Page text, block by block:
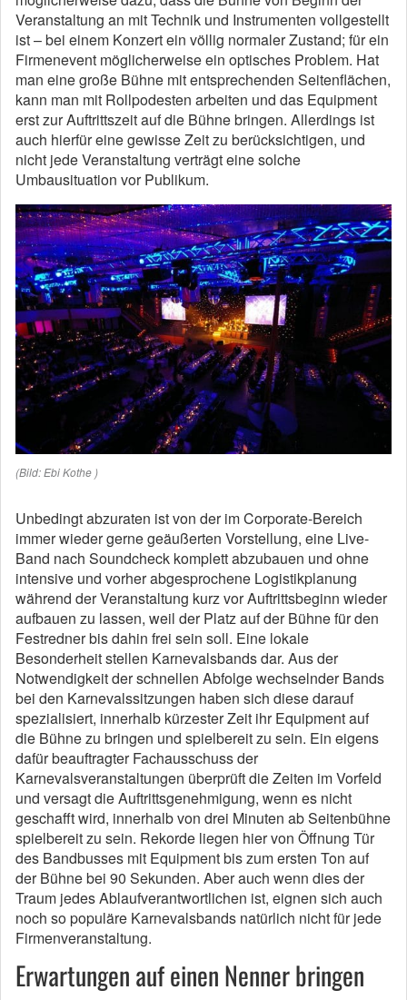
Veranstaltung an mit Technik und Instrumenten vollgestellt
ist – bei einem Konzert ein völlig normaler Zustand; für ein
Firmenevent möglicherweise ein optisches Problem. Hat
man eine große Bühne mit entsprechenden Seitenflächen,
kann man mit Rollpodesten arbeiten und das Equipment
erst zur Auftrittszeit auf die Bühne bringen. Allerdings ist
auch hierfür eine gewisse Zeit zu berücksichtigen, und
nicht jede Veranstaltung verträgt eine solche
Umbausituation vor Publikum.
(Bild: Ebi Kothe )
Unbedingt abzuraten ist von der im Corporate-Bereich
immer wieder gerne geäußerten Vorstellung, eine Live-
Band nach Soundcheck komplett abzubauen und ohne
intensive und vorher abgesprochene Logistikplanung
während der Veranstaltung kurz vor Auftrittsbeginn wieder
aufbauen zu lassen, weil der Platz auf der Bühne für den
Festredner bis dahin frei sein soll. Eine lokale
Besonderheit stellen Karnevalsbands dar. Aus der
Notwendigkeit der schnellen Abfolge wechselnder Bands
bei den Karnevalssitzungen haben sich diese darauf
spezialisiert, innerhalb kürzester Zeit ihr Equipment auf
die Bühne zu bringen und spielbereit zu sein. Ein eigens
dafür beauftragter Fachausschuss der
Karnevalsveranstaltungen überprüft die Zeiten im Vorfeld
und versagt die Auftrittsgenehmigung, wenn es nicht
geschafft wird, innerhalb von drei Minuten ab Seitenbühne
spielbereit zu sein. Rekorde liegen hier von Öffnung Tür
des Bandbusses mit Equipment bis zum ersten Ton auf
der Bühne bei 90 Sekunden. Aber auch wenn dies der
Traum jedes Ablaufverantwortlichen ist, eignen sich auch
noch so populäre Karnevalsbands natürlich nicht für jede
Firmenveranstaltung.
Erwartungen auf einen Nenner bringen